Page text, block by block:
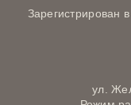
Зарегистрирован
ул.